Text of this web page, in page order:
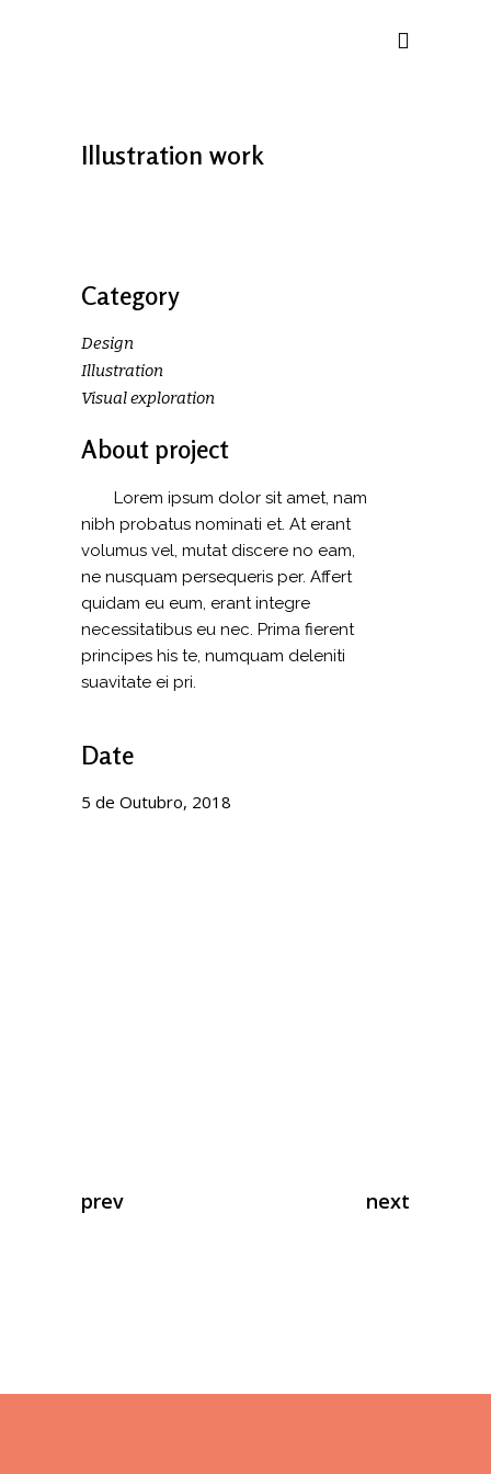
Illustration work
Category
Design
Illustration
Visual exploration
About project
Lorem ipsum dolor sit amet, nam
nibh probatus nominati et. At erant
volumus vel, mutat discere no eam,
ne nusquam persequeris per. Affert
quidam eu eum, erant integre
necessitatibus eu nec. Prima fierent
principes his te, numquam deleniti
suavitate ei pri.
Date
5 de Outubro, 2018
prev next